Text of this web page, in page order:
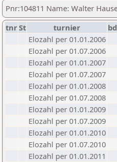
Pnr:104811 Name: Walter
tnrSt turnier
Elozahl per 01.01.2006
Elozahl per 01.07.2006
Elozahl per 01.01.2007
Elozahl per 01.07.2007
Elozahl per 01.01.2008
Elozahl per 01.07.2008
Elozahl per 01.01.2009
Elozahl per 01.07.2009
Elozahl per 01.01.2010
Elozahl per 01.07.2010
Elozahl per 01.01.2011